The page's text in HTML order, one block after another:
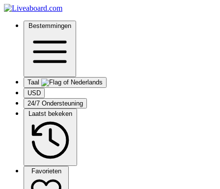
Bestemmingen
Taal
USD
24/7 Ondersteuning
Laatst bekeken
Favorieten